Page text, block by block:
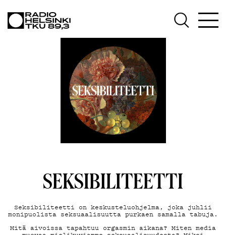
TEKIJÄT
ON-
SEKSIBILITEETTI
Seksibiliteetti on keskusteluohjelma, joka juhlii
monipuolista seksuaalisuutta purkaen samalla tabuja.
Mitä aivoissa tapahtuu orgasmin aikana? Miten media